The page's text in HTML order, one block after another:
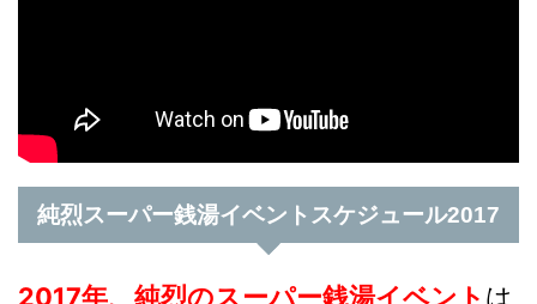
純烈スーパー銭湯イベントスケジュール2017
2017年、純烈のスーパー銭湯イベント は